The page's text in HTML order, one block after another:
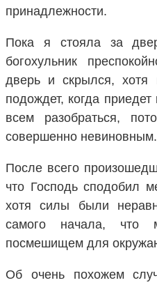
принадлежности.
Пока я стояла за
богохульник
дверь и скрылся, хотя
подождет, когда
всем разобраться,
совершенно невиновным.
После всего
что Господь сподобил
хотя силы были
самого начала, что
посмешищем для
Об очень похожем